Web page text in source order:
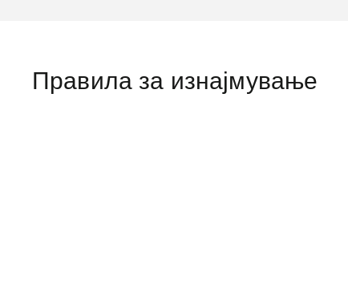
е
Правила за изнајмување